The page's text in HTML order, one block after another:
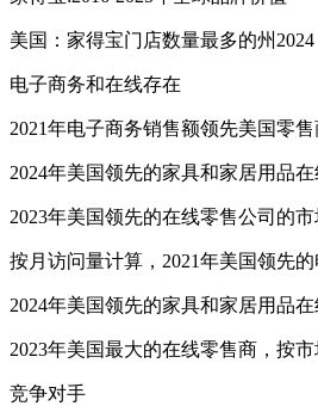
美国：家得宝门店数量最多的州2024
电子商务和在线存在
2021年电子商务销售额领先美国零
2024年美国领先的家具和家居用品
2023年美国领先的在线零售公司的
按月访问量计算，2021年美国领先
2024年美国领先的家具和家居用品
2023年美国最大的在线零售商，按
竞争对手